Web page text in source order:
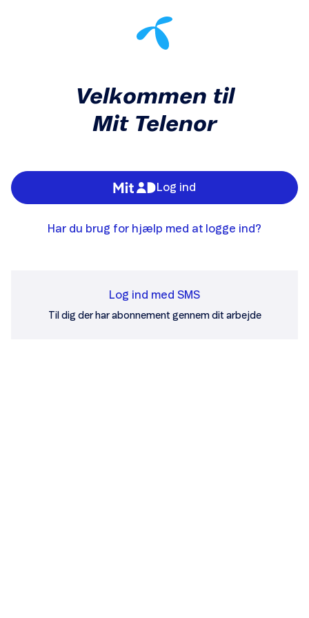
Velkommen til
Mit Telenor
Log ind
Har du brug for hjælp med at logge ind?
Log ind med SMS
Til dig der har abonnement gennem dit arbejde